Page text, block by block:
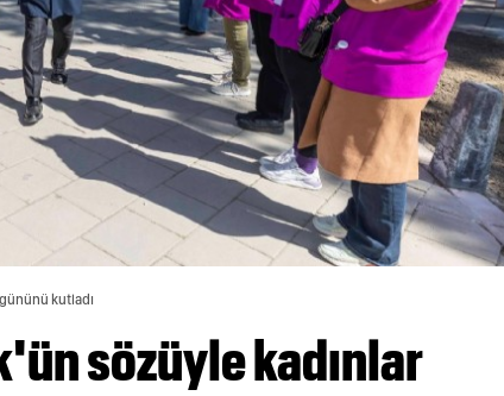
kutladı
sözüyle kadınlar